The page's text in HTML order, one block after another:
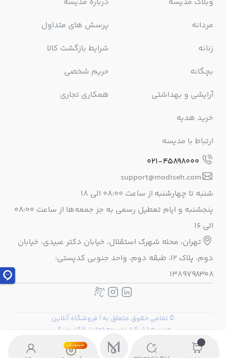
مردانه
زنانه
بچگانه
آرایشی و بهداشتی
خرید هدیه
پرسش های متداول
شرایط بازگشت کالا
حریم شخصی
همکاری تجاری
ارتباط با مدیسه
021-45898000
support@modiseh.com
شنبه تا چهارشنبه از ساعت ۰۸:۰۰ الی ۱۸
پنجشنبه و ایام تعطیل رسمی به جز جمعه‌ها از ساعت ۰۸:۰۰
الی ۱۶
تهران، محله شهرک استقلال، خيابان دكتر عبيدی، خيابان
دوم، پلاک 12، طبقه دوم، واحد جنوبی كدپستی:
1389798308
© تمامی حقوق متعلق به | فروشگاه آنلاین
مدیسه (شرکت توسعه تجارت الکترونیک
گلستان) میباشد.
مدیسو بگیر